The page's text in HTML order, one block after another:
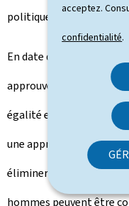
acceptez.
confidentialité.
politiques futures.
En date du 7 mars 2025,
approuvé l'adaptation
égalité entre les
une approche de
éliminer les obstacles
hommes peuvent être